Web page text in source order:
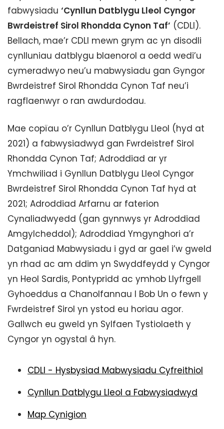
fabwysiadu ‘Cynllun Datblygu Lleol Cyngor
Bwrdeistref Sirol Rhondda Cynon Taf’ (CDLl).
Bellach, mae’r CDLl mewn grym ac yn disodli
cynlluniau datblygu blaenorol a oedd wedi’u
cymeradwyo neu’u mabwysiadu gan Gyngor
Bwrdeistref Sirol Rhondda Cynon Taf neu’i
ragflaenwyr o ran awdurdodau.
Mae copïau o’r Cynllun Datblygu Lleol (hyd at
2021) a fabwysiadwyd gan Fwrdeistref Sirol
Rhondda Cynon Taf; Adroddiad ar yr
Ymchwiliad i Gynllun Datblygu Lleol Cyngor
Bwrdeistref Sirol Rhondda Cynon Taf hyd at
2021; Adroddiad Arfarnu ar faterion
Cynaliadwyedd (gan gynnwys yr Adroddiad
Amgylcheddol); Adroddiad Ymgynghori a’r
Datganiad Mabwysiadu i gyd ar gael i’w gweld
yn rhad ac am ddim yn Swyddfeydd y Cyngor
yn Heol Sardis, Pontypridd ac ymhob Llyfrgell
Gyhoeddus a Chanolfannau I Bob Un o fewn y
Fwrdeistref Sirol yn ystod eu horiau agor.
Gallwch eu gweld yn Sylfaen Tystiolaeth y
Cyngor yn ogystal â hyn.
CDLl - Hysbysiad Mabwysiadu Cyfreithiol
Cynllun Datblygu Lleol a Fabwysiadwyd
Map Cynigion